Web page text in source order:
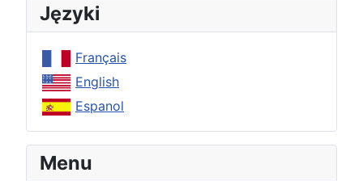
Języki
Français
English
Espanol
Menu